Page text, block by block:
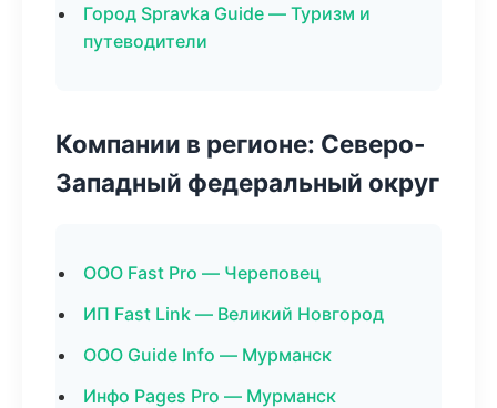
Город Spravka Guide — Туризм и
путеводители
Компании в регионе: Северо-
Западный федеральный округ
ООО Fast Pro — Череповец
ИП Fast Link — Великий Новгород
ООО Guide Info — Мурманск
Инфо Pages Pro — Мурманск